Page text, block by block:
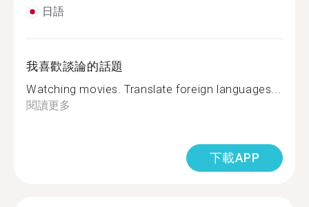
日語
我喜歡談論的話題
Watching movies. Translate foreign languages...
閱讀更多
下載APP